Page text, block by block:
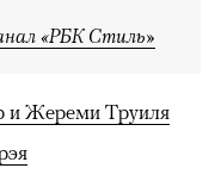
«РБК Стиль»
и Жереми Труиля